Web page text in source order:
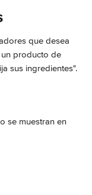
que desea
producto de
sus ingredientes".
se muestran en